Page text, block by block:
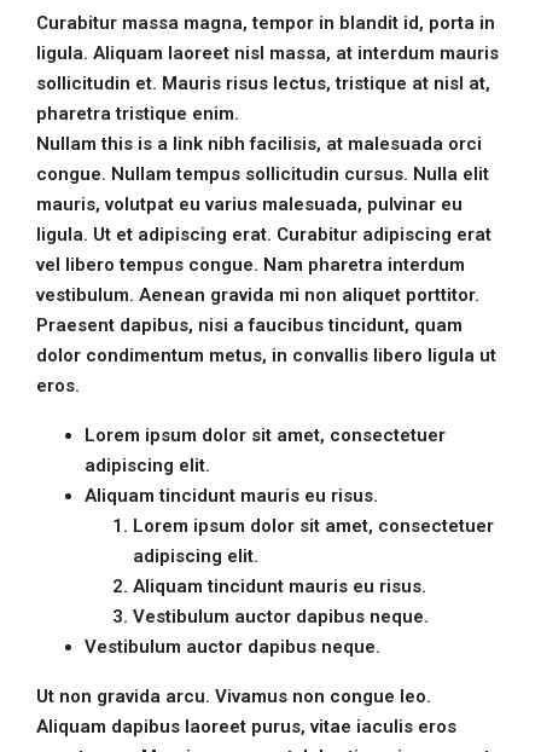
Curabitur massa magna, tempor in blandit id, porta in
ligula. Aliquam laoreet nisl massa, at interdum mauris
sollicitudin et. Mauris risus lectus, tristique at nisl at,
pharetra tristique enim.
Nullam this is a link nibh facilisis, at malesuada orci
congue. Nullam tempus sollicitudin cursus. Nulla elit
mauris, volutpat eu varius malesuada, pulvinar eu
ligula. Ut et adipiscing erat. Curabitur adipiscing erat
vel libero tempus congue. Nam pharetra interdum
vestibulum. Aenean gravida mi non aliquet porttitor.
Praesent dapibus, nisi a faucibus tincidunt, quam
dolor condimentum metus, in convallis libero ligula ut
eros.
Lorem ipsum dolor sit amet, consectetuer
adipiscing elit.
Aliquam tincidunt mauris eu risus.
Lorem ipsum dolor sit amet, consectetuer
adipiscing elit.
Aliquam tincidunt mauris eu risus.
Vestibulum auctor dapibus neque.
Vestibulum auctor dapibus neque.
Ut non gravida arcu. Vivamus non congue leo.
Aliquam dapibus laoreet purus, vitae iaculis eros